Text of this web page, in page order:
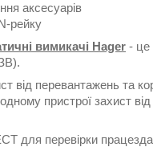
аксесуарів
рейку
вимикачі Hager - це
від перевантажень та
пристрої захист
для перевірки